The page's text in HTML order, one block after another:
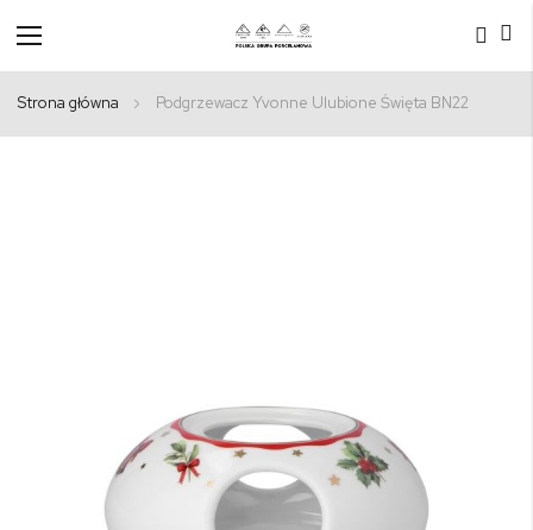
Przełącznik
Nav
Strona główna Podgrzewacz Yvonne Ulubione Święta BN22